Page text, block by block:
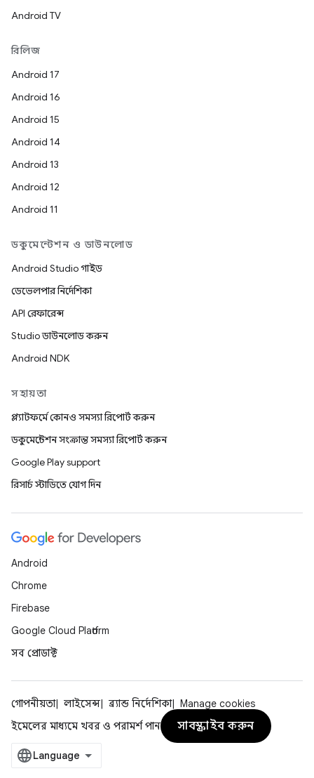
Android TV
রিলিজ
Android 17
Android 16
Android 15
Android 14
Android 13
Android 12
Android 11
ডকুমেন্টেশন ও ডাউনলোড
Android Studio গাইড
ডেভেলপার নির্দেশিকা
API রেফারেন্স
Studio ডাউনলোড করুন
Android NDK
সহায়তা
প্ল্যাটফর্মে কোনও সমস্যা রিপোর্ট করুন
ডকুমেন্টেশন সংক্রান্ত সমস্যা রিপোর্ট করুন
Google Play support
রিসার্চ স্টাডিতে যোগ দিন
Android
Chrome
Firebase
Google Cloud Platform
সব প্রোডাক্ট
গোপনীয়তা লাইসেন্স ব্র্যান্ড নির্দেশিকা
Manage cookies
ইমেলের মাধ্যমে খবর ও পরামর্শ পান
সাবস্ক্রাইব করুন